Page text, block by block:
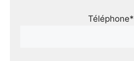
Téléphone*